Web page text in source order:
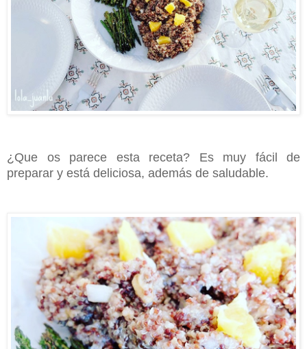
¿Que os parece esta receta? Es muy fácil de
preparar y está deliciosa, además de saludable.